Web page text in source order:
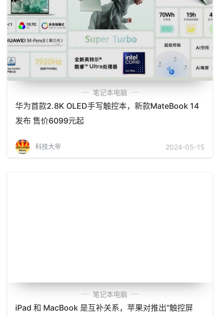
笔记本电脑
华为首款2.8K OLED手写触控本，新款MateBook 14
发布 售价6099元起
科技大爷 2024-05-15
笔记本电脑
iPad 和 MacBook 是互补关系，苹果对推出“触控屏